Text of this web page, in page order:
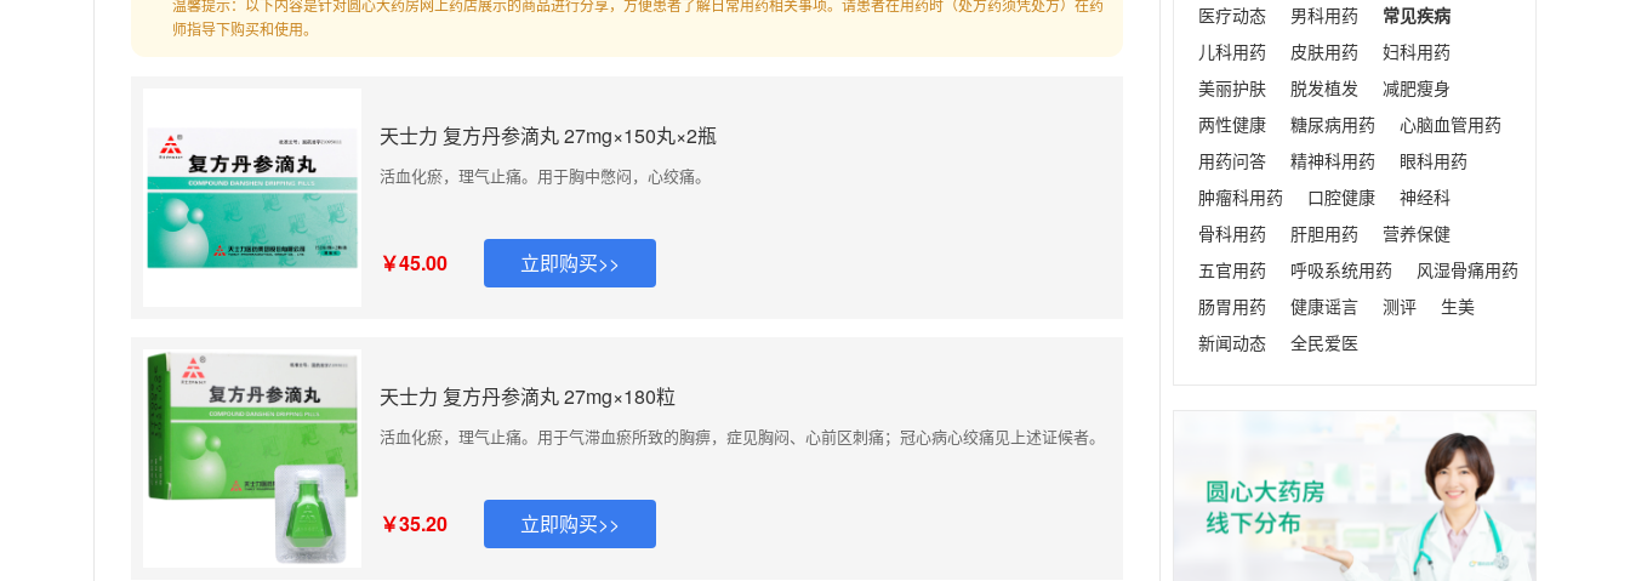
温馨提示：以下内容是针对圆心大药房网上药店展示的商品进行分享，方便患者了解日常用药相关事项。请患者在用药时（处方药须凭处方）在药
师指导下购买和使用。
天士力 复方丹参滴丸 27mg×150丸×2瓶
活血化瘀，理气止痛。用于胸中憋闷，心绞痛。
￥45.00 立即购买>>
天士力 复方丹参滴丸 27mg×180粒
活血化瘀，理气止痛。用于气滞血瘀所致的胸痹，症见胸闷、心前区刺痛；冠心病心绞痛见上述证候者。
￥35.20 立即购买>>
医疗动态
男科用药
常见疾病
儿科用药
皮肤用药
妇科用药
美丽护肤
脱发植发
减肥瘦身
两性健康
糖尿病用药
心脑血管用药
用药问答
精神科用药
眼科用药
肿瘤科用药
口腔健康
神经科
骨科用药
肝胆用药
营养保健
五官用药
呼吸系统用药
风湿骨痛用药
肠胃用药
健康谣言 测评
生美
新闻动态
全民爱医